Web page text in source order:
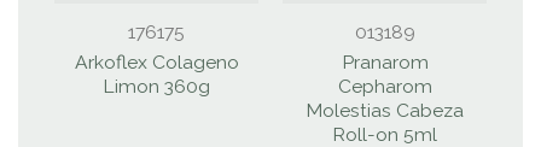
176175
Arkoflex Colageno
Limon 360g
013189
Pranarom
Cepharom
Molestias Cabeza
Roll-on 5ml